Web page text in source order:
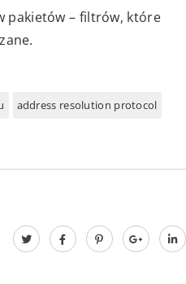
pakietów – filtrów, które
address resolution protocol